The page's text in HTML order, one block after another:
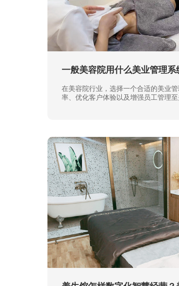
一般美容院用什么美业管理系
在美容院行业，选择一个合适的美业
率、优化客户体验以及增强员工管理至